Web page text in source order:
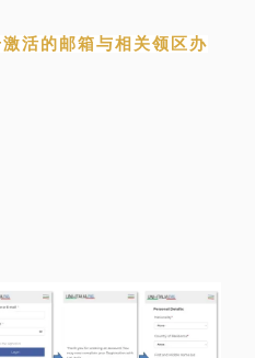
活的邮箱与相关领区办